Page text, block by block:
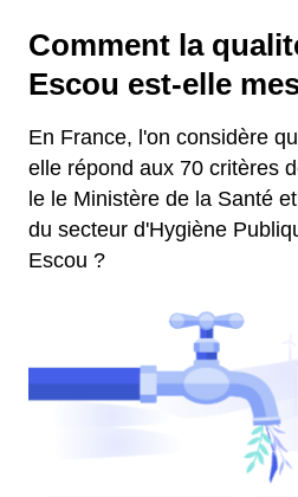
Comment la
Escou est-elle
En France, l'on considère
elle répond aux 70 critères
le le Ministère de la Santé
du secteur d'Hygiène
Escou ?